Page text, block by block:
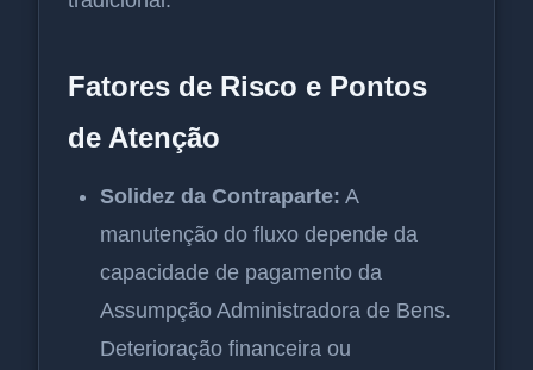
Fatores de Risco e Pontos
de Atenção
Solidez da Contraparte: A
manutenção do fluxo depende da
capacidade de pagamento da
Assumpção Administradora de Bens.
Deterioração financeira ou